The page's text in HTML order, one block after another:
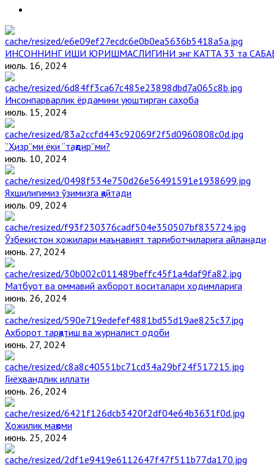
ИНСОННИНГ ИШИ ЮРИШМАСЛИГИНИ энг КАТТА 33 та
июль. 16, 2024
Инсонпарварлик ёрдамини уюштирган саҳоба
июль. 15, 2024
“Ҳизр”ми ёки “тақдир”ми?
июль. 10, 2024
Яхшилигимиз ўзимизга қайтади
июль. 09, 2024
Ўзбекистон ҳожилари маънавият тарғиботчиларига айланади
июнь. 27, 2024
Матбуот ва оммавий ахборот воситалари ходимларига
июнь. 26, 2024
Ахборот тарқатиш ва журналист одоби
июнь. 27, 2024
Гиёҳвандлик иллати
июнь. 26, 2024
Ҳожилик мақоми
июнь. 25, 2024